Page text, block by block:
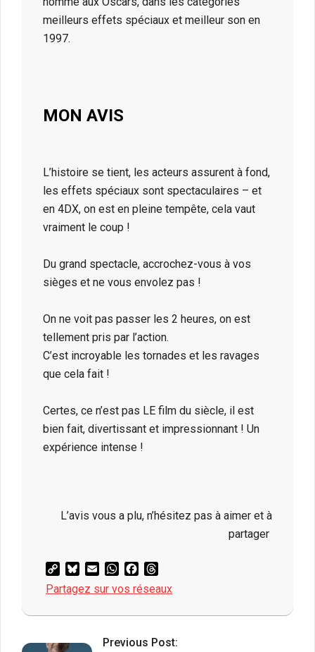
meilleurs effets spéciaux et meilleur son en
1997.
MON AVIS
L’histoire se tient, les acteurs assurent à fond,
les effets spéciaux sont spectaculaires – et
en 4DX, on est en pleine tempête, cela vaut
vraiment le coup !
Du grand spectacle, accrochez-vous à vos
sièges et ne vous envolez pas !
On ne voit pas passer les 2 heures, on est
tellement pris par l’action.
C’est incroyable les tornades et les ravages
que cela fait !
Certes, ce n’est pas LE film du siècle, il est
bien fait, divertissant et impressionnant ! Un
expérience intense !
L’avis vous a plu, n’hésitez pas à aimer et à
partager
Copy
Link
Bluesky
Email WhatsAppFacebook
Partagez sur vos réseaux
2024-
Previous Post: